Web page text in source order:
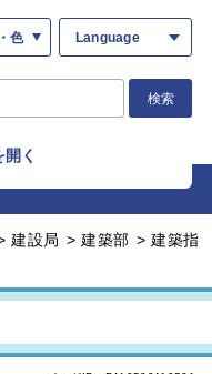
色 Language
検索
開く
建設局 > 建築部 > 建築指